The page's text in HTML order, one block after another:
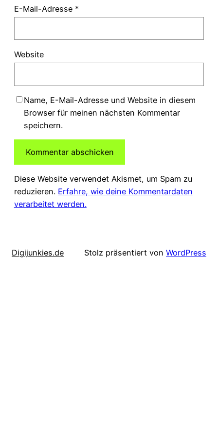
E-Mail-Adresse *
Website
Name, E-Mail-Adresse und Website in diesem
Browser für meinen nächsten Kommentar
speichern.
Diese Website verwendet Akismet, um Spam zu
reduzieren. Erfahre, wie deine Kommentardaten
verarbeitet werden.
Digijunkies.de Stolz präsentiert von WordPress